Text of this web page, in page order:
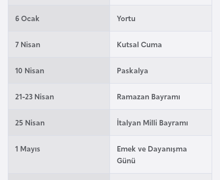
6 Ocak Yortu
7 Nisan Kutsal Cuma
10 Nisan Paskalya
21-23 Nisan Ramazan Bayramı
25 Nisan İtalyan Milli Bayramı
1 Mayıs
Emek ve Dayanışma
Günü
a
r
y
a
g